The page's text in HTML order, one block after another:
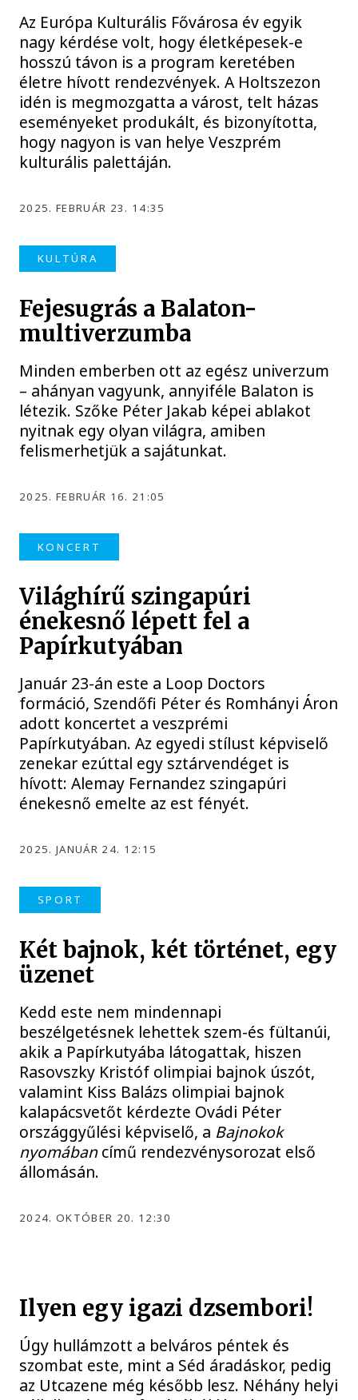
Az Európa Kulturális Fővárosa év egyik
nagy kérdése volt, hogy életképesek-e
hosszú távon is a program keretében
életre hívott rendezvények. A Holtszezon
idén is megmozgatta a várost, telt házas
eseményeket produkált, és bizonyította,
hogy nagyon is van helye Veszprém
kulturális palettáján.
2025. FEBRUÁR 23. 14:35
KULTÚRA
Fejesugrás a Balaton-
multiverzumba
Minden emberben ott az egész univerzum
– ahányan vagyunk, annyiféle Balaton is
létezik. Szőke Péter Jakab képei ablakot
nyitnak egy olyan világra, amiben
felismerhetjük a sajátunkat.
2025. FEBRUÁR 16. 21:05
KONCERT
Világhírű szingapúri
énekesnő lépett fel a
Papírkutyában
Január 23-án este a Loop Doctors
formáció, Szendőfi Péter és Romhányi Áron
adott koncertet a veszprémi
Papírkutyában. Az egyedi stílust képviselő
zenekar ezúttal egy sztárvendéget is
hívott: Alemay Fernandez szingapúri
énekesnő emelte az est fényét.
2025. JANUÁR 24. 12:15
SPORT
Két bajnok, két történet, egy
üzenet
Kedd este nem mindennapi
beszélgetésnek lehettek szem-és fültanúi,
akik a Papírkutyába látogattak, hiszen
Rasovszky Kristóf olimpiai bajnok úszót,
valamint Kiss Balázs olimpiai bajnok
kalapácsvetőt kérdezte Ovádi Péter
országgyűlési képviselő, a Bajnokok
nyomábancímű rendezvénysorozat első
állomásán.
2024. OKTÓBER 20. 12:30
Ilyen egy igazi dzsembori!
Úgy hullámzott a belváros péntek és
szombat este, mint a Séd áradáskor, pedig
az Utcazene még később lesz. Néhány helyi